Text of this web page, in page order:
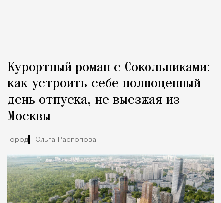
Курортный роман с Сокольниками:
как устроить себе полноценный
день отпуска, не выезжая из
Москвы
Город Ольга Распопова